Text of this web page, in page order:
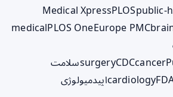
Medical XpressPLOSpublic-
medicalPLOS OneEurope PMC
surgeryCDCcancer
سلامت
cardiologyاپیدمیولوژی